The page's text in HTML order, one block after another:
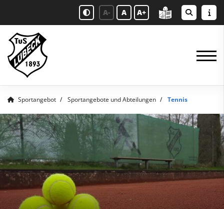
A- A A+
Sportangebot Sportangebote und Abteilungen Tennis